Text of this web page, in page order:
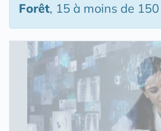
Forêt, 15 à moins de